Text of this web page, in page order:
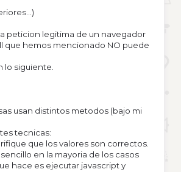
peticion legitima de un navegador
que hemos mencionado NO puede
lo siguiente.
usan distintos metodos (bajo mi
tecnicas:
que los valores son correctos.
en la mayoria de los casos
hace es ejecutar javascript y